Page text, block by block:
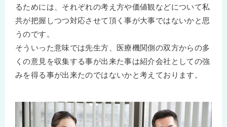
るためには、それぞれの考え方や価値観などについて私
共が把握しつつ対応させて頂く事が大事ではないかと思
うのです。
そういった意味では先生方、医療機関側の双方からの多
くの意見を収集する事が出来た事は紹介会社としての強
みを得る事が出来たのではないかと考えております。